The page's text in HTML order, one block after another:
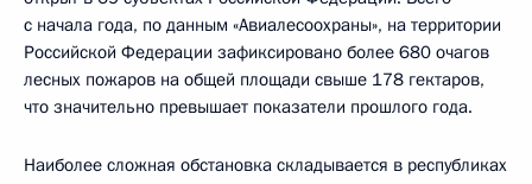
с начала года, по данным «Авиалесоохраны», на территории
Российской Федерации зафиксировано более 680 очагов
лесных пожаров на общей площади свыше 178 гектаров,
что значительно превышает показатели прошлого года.
Наиболее сложная обстановка складывается в республиках